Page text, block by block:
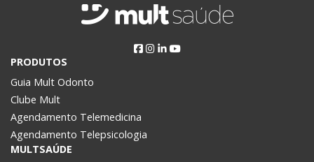
PRODUTOS
Guia Mult Odonto
Clube Mult
Agendamento Telemedicina
Agendamento Telepsicologia
MULTSAÚDE